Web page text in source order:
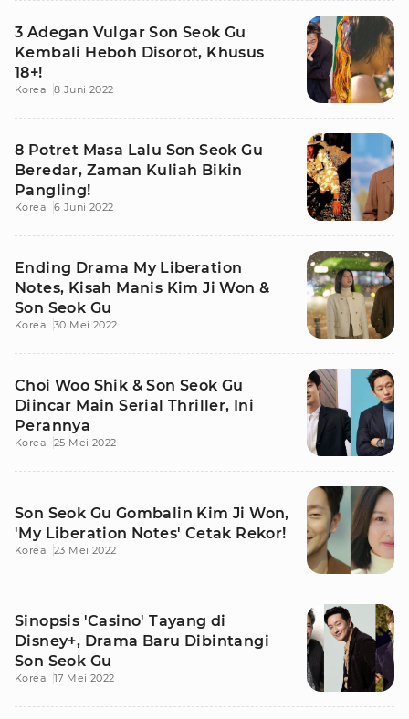
3 Adegan Vulgar Son Seok Gu
Kembali Heboh Disorot, Khusus
18+!
Korea 8 Juni 2022
8 Potret Masa Lalu Son Seok Gu
Beredar, Zaman Kuliah Bikin
Pangling!
Korea 6 Juni 2022
Ending Drama My Liberation
Notes, Kisah Manis Kim Ji Won &
Son Seok Gu
Korea 30 Mei 2022
Choi Woo Shik & Son Seok Gu
Diincar Main Serial Thriller, Ini
Perannya
Korea 25 Mei 2022
Son Seok Gu Gombalin Kim Ji Won,
'My Liberation Notes' Cetak Rekor!
Korea 23 Mei 2022
Sinopsis 'Casino' Tayang di
Disney+, Drama Baru Dibintangi
Son Seok Gu
Korea 17 Mei 2022